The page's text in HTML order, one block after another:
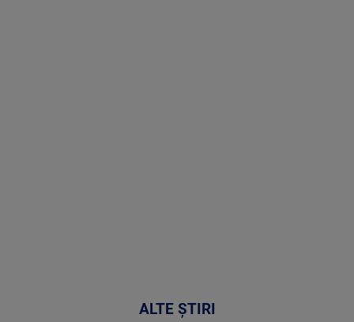
ALTE ȘTIRI